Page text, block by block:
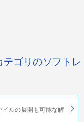
テゴリのソフトレ
イルの展開も可能な解